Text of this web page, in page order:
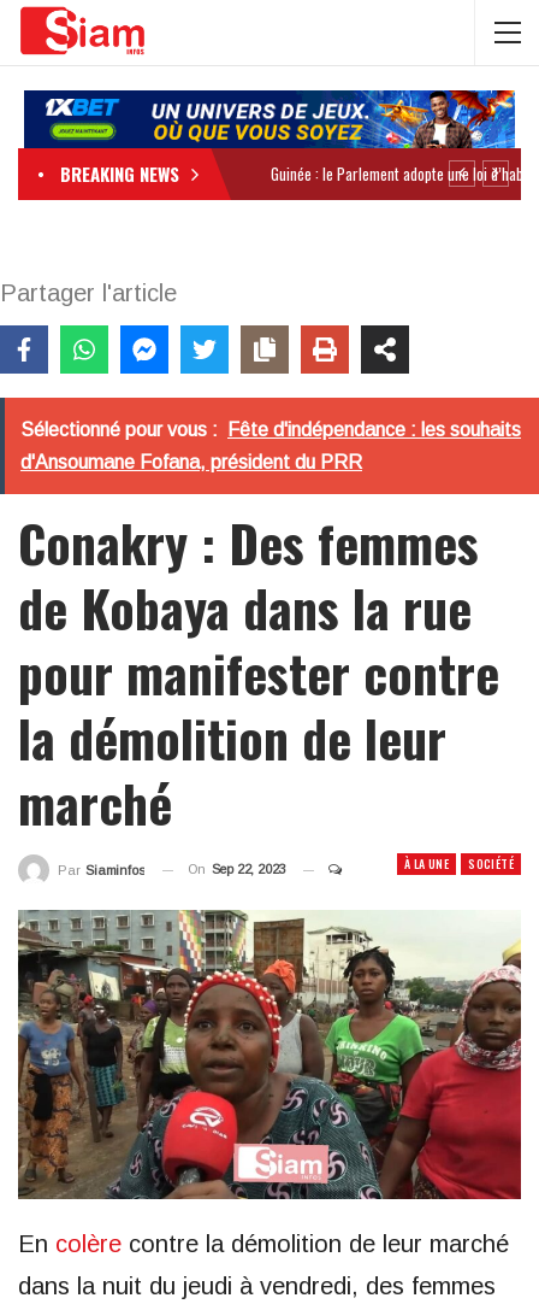
BREAKING NEWS
Partager l'article
Sélectionné pour vous :
Fête d'indépendance : les souhaits
d'Ansoumane Fofana, président du PRR
Conakry : Des femmes
de Kobaya dans la rue
pour manifester contre
la démolition de leur
marché
À LA UNE SOCIÉTÉ
Par Siaminfos On Sep 22, 2023
En colère contre la démolition de leur marché
dans la nuit du jeudi à vendredi, des femmes